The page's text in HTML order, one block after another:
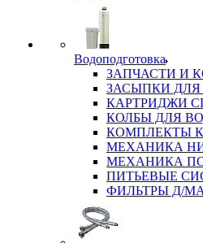
Водоподготовка
ЗАПЧАСТИ И
ЗАСЫПКИ ДЛЯ
КАРТРИДЖИ
КОЛБЫ ДЛЯ
КОМПЛЕКТЫ
МЕХАНИКА
МЕХАНИКА
ПИТЬЕВЫЕ
ФИЛЬТРЫ Д/